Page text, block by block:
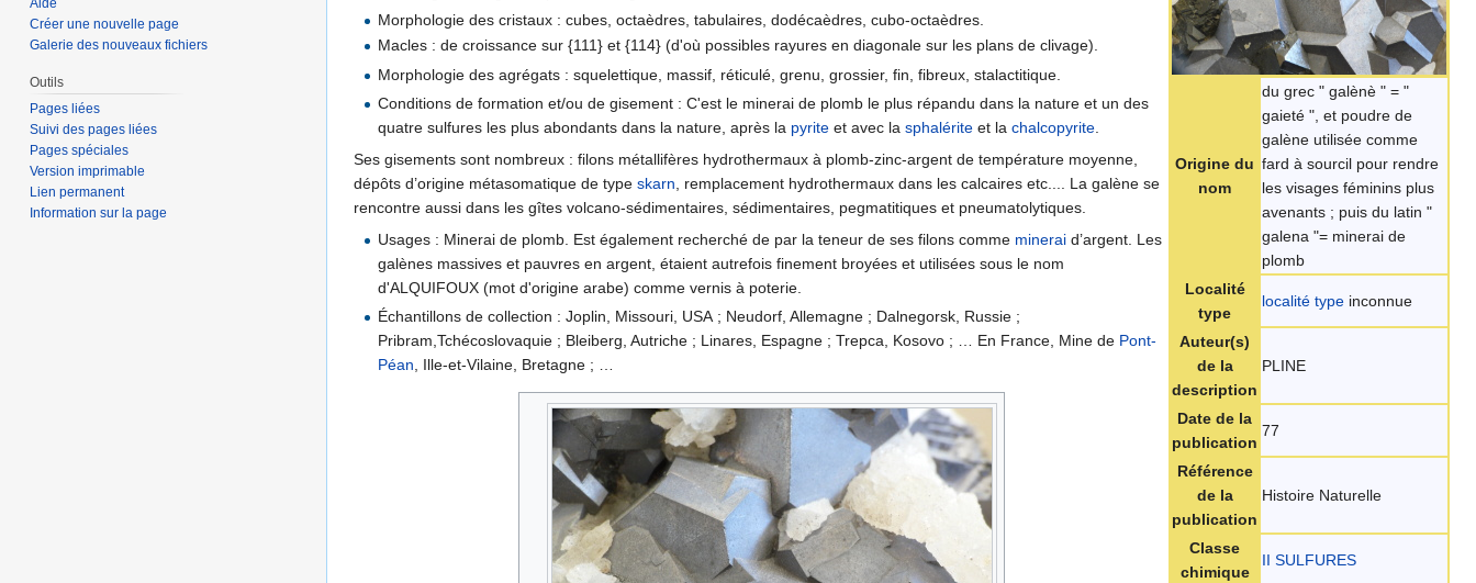
Origine du
nom
du grec " galènè " = "
gaieté ", et poudre de
galène utilisée comme
fard à sourcil pour rendre
les visages féminins plus
avenants ; puis du latin "
galena "= minerai de
plomb
Localité
type
localité type inconnue
Auteur(s)
de la
description
PLINE
Date de la
publication
77
Référence
de la
publication
Histoire Naturelle
Classe
chimique
II SULFURES
Morphologie des cristaux : cubes, octaèdres, tabulaires, dodécaèdres, cubo-octaèdres.
Macles : de croissance sur {111} et {114} (d'où possibles rayures en diagonale sur les plans de clivage).
Morphologie des agrégats : squelettique, massif, réticulé, grenu, grossier, fin, fibreux, stalactitique.
Conditions de formation et/ou de gisement : C'est le minerai de plomb le plus répandu dans la nature et un des
quatre sulfures les plus abondants dans la nature, après la pyrite et avec lasphalérite et lachalcopyrite
Ses gisements sont nombreux : filons métallifères hydrothermaux à plomb-zinc-argent de température moyenne,
dépôts d’origine métasomatique de type skarn , remplacement hydrothermaux dans les calcaires etc.... La galène se
rencontre aussi dans les gîtes volcano-sédimentaires, sédimentaires, pegmatitiques et pneumatolytiques.
Usages : Minerai de plomb. Est également recherché de par la teneur de ses filons comme minerai d’argent. Les
galènes massives et pauvres en argent, étaient autrefois finement broyées et utilisées sous le nom
d'ALQUIFOUX (mot d'origine arabe) comme vernis à poterie.
Échantillons de collection : Joplin, Missouri, USA ; Neudorf, Allemagne ; Dalnegorsk, Russie ;
Pribram,Tchécoslovaquie ; Bleiberg, Autriche ; Linares, Espagne ; Trepca, Kosovo ; … En France, Mine de Pont-
Péan , Ille-et-Vilaine, Bretagne ; …
Créer une nouvelle page
Galerie des nouveaux fichiers
Outils
Pages liées
Suivi des pages liées
Pages spéciales
Version imprimable
Lien permanent
Information sur la page